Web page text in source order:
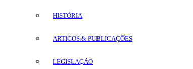
HISTÓRIA
ARTIGOS & PUBLICAÇÕES
LEGISLAÇÃO